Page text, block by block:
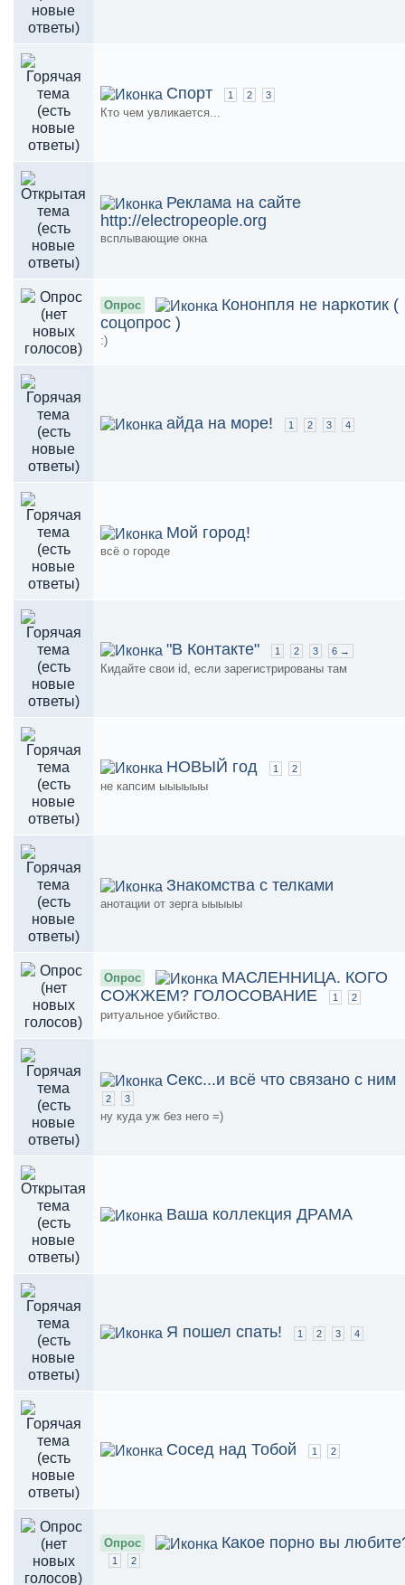
Спорт 1 2 3
Кто чем увликается...
Реклама на сайте
http://electropeople.org
всплывающие окна
Опрос
Кононпля не наркотик (
соцопрос )
:)
айда на море! 1 2 3 4
Мой город!
всё о городе
"В Контакте" 1 2 3 6 →
Кидайте свои id, если зарегистрированы там
НОВЫЙ год 1 2
не капсим ыыыыыы
Знакомства с телками
анотации от зерга ыыыыы
Опрос
МАСЛЕННИЦА. КОГО
СОЖЖЕМ? ГОЛОСОВАНИЕ
1 2
ритуальное убийство.
Секс...и всё что связано с ним
2 3
ну куда уж без него =)
Ваша коллекция ДРАМА
Я пошел спать! 1 2 3 4
Сосед над Тобой 1 2
Опрос Какое порно вы
1 2